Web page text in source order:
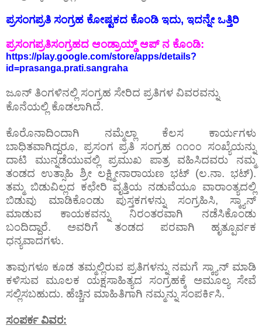
ಪ್ರಸಂಗಪ್ರತಿ ಸಂಗ್ರಹ ಕೋಷ್ಟಕದ ಕೊಂಡಿ ಇದು, ಇದನ್ನೇ ಒತ್ತಿರಿ
ಪ್ರಸಂಗಪ್ರತಿಸಂಗ್ರಹದ ಆಂಡ್ರಾಯ್ಡ್‌ ಆಪ್‌ ನ ಕೊಂಡಿ:
https://play.google.com/store/apps/details?
id=prasanga.prati.sangraha
ಜೂನ್‌ ತಿಂಗಳಿನಲ್ಲಿ ಸಂಗ್ರಹ ಸೇರಿದ ಪ್ರತಿಗಳ ವಿವರವನ್ನು
ಕೊನೆಯಲ್ಲಿ ಕೊಡಲಾಗಿದೆ.
ಕೊರೊನಾದಿಂದಾಗಿ ನಮ್ಮೆಲ್ಲಾ ಕೆಲಸ ಕಾರ್ಯಗಳು
ಬಾಧಿತವಾಗಿದ್ದರೂ, ಪ್ರಸಂಗ ಪ್ರತಿ ಸಂಗ್ರಹ ೧೧೦೦ ಸಂಖ್ಯೆಯನ್ನು
ದಾಟಿ ಮುನ್ನಡೆಯುವಲ್ಲಿ ಪ್ರಮುಖ ಪಾತ್ರ ವಹಿಸಿದವರು ನಮ್ಮ
ತಂಡದ ಉತ್ಸಾಹಿ ಶ್ರೀ ಲಕ್ಷ್ಮೀನಾರಾಯಣ ಭಟ್‌ (ಲ.ನಾ. ಭಟ್).‌
ತಮ್ಮ ಬಿಡುವಿಲ್ಲದ ಕಛೇರಿ ವೃತ್ತಿಯ ನಡುವೆಯೂ ವಾರಾಂತ್ಯದಲ್ಲಿ
ಬಿಡುವು ಮಾಡಿಕೊಂಡು ಪುಸ್ತಕಗಳನ್ನು ಸಂಗ್ರಹಿಸಿ, ಸ್ಕ್ಯಾನ್‌
ಮಾಡುವ ಕಾಯಕವನ್ನು ನಿರಂತರವಾಗಿ ನಡೆಸಿಕೊಂಡು
ಬಂದಿದ್ದಾರೆ. ಅವರಿಗೆ ತಂಡದ ಪರವಾಗಿ ಹೃತ್ಪೂರ್ವಕ
ಧನ್ಯವಾದಗಳು.
ತಾವುಗಳೂ ಕೂಡ ತಮ್ಮಲ್ಲಿರುವ ಪ್ರತಿಗಳನ್ನು ನಮಗೆ ಸ್ಕ್ಯಾನ್‌ ಮಾಡಿ
ಕಳಿಸುವ ಮೂಲಕ ಯಕ್ಷಸಾಹಿತ್ಯದ ಸಂಗ್ರಹಕ್ಕೆ ಅಮೂಲ್ಯ ಸೇವೆ
ಸಲ್ಲಿಸಬಹುದು. ಹೆಚ್ಚಿನ ಮಾಹಿತಿಗಾಗಿ ನಮ್ಮನ್ನು ಸಂಪರ್ಕಿಸಿ.
ಸಂಪರ್ಕ ವಿವರ: